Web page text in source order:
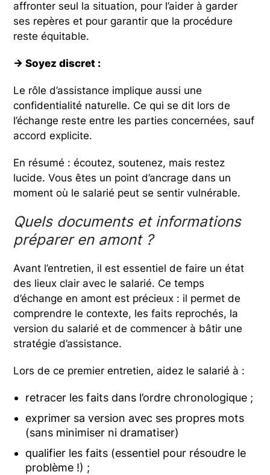
affronter seul la situation, pour l’aider à garder
ses repères et pour garantir que la procédure
reste équitable.
→ Soyez discret :
Le rôle d’assistance implique aussi une
confidentialité naturelle. Ce qui se dit lors de
l’échange reste entre les parties concernées, sauf
accord explicite.
En résumé : écoutez, soutenez, mais restez
lucide. Vous êtes un point d’ancrage dans un
moment où le salarié peut se sentir vulnérable.
Quels documents et informations
préparer en amont ?
Avant l’entretien, il est essentiel de faire un état
des lieux clair avec le salarié. Ce temps
d’échange en amont est précieux : il permet de
comprendre le contexte, les faits reprochés, la
version du salarié et de commencer à bâtir une
stratégie d’assistance.
Lors de ce premier entretien, aidez le salarié à :
retracer les faits dans l’ordre chronologique ;
exprimer sa version avec ses propres mots
(sans minimiser ni dramatiser)
qualifier les faits (essentiel pour résoudre le
problème !) ;